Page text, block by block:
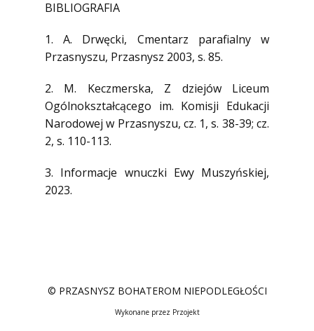
BIBLIOGRAFIA
1. A. Drwęcki, Cmentarz parafialny w
Przasnyszu, Przasnysz 2003, s. 85.
2. M. Keczmerska, Z dziejów Liceum
Ogólnokształcącego im. Komisji Edukacji
Narodowej w Przasnyszu, cz. 1, s. 38-39; cz.
2, s. 110-113.
3. Informacje wnuczki Ewy Muszyńskiej,
2023.
© PRZASNYSZ BOHATEROM NIEPODLEGŁOŚCI
Wykonane przez Przojekt